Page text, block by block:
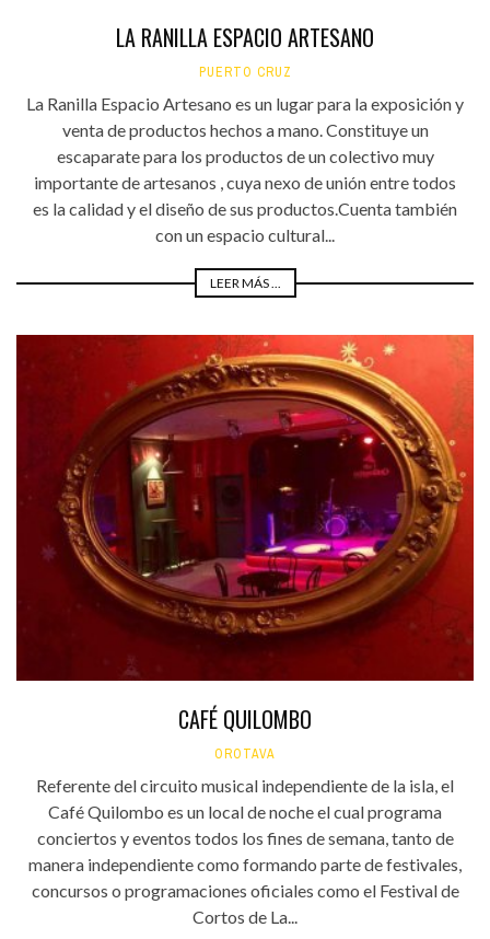
LA RANILLA ESPACIO ARTESANO
PUERTO CRUZ
La Ranilla Espacio Artesano es un lugar para la exposición y
venta de productos hechos a mano. Constituye un
escaparate para los productos de un colectivo muy
importante de artesanos , cuya nexo de unión entre todos
es la calidad y el diseño de sus productos.Cuenta también
con un espacio cultural...
LEER MÁS ...
CAFÉ QUILOMBO
OROTAVA
Referente del circuito musical independiente de la isla, el
Café Quilombo es un local de noche el cual programa
conciertos y eventos todos los fines de semana, tanto de
manera independiente como formando parte de festivales,
concursos o programaciones oficiales como el Festival de
Cortos de La...